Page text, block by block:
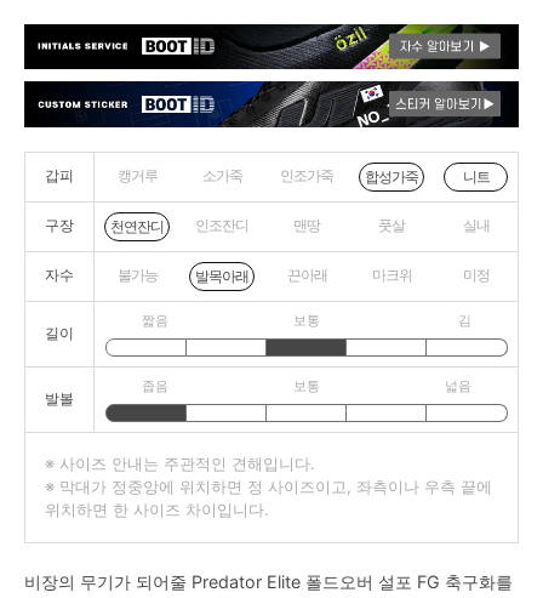
갑피 캥거루 소가죽 인조가죽 합성가죽 니트
구장 천연잔디 인조잔디 맨땅 풋살 실내
자수 불가능 발목아래 끈아래 마크위 미정
길이
짧음 보통 김
발볼
좁음 보통 넓음
※ 사이즈 안내는 주관적인 견해입니다.
※ 막대가 정중앙에 위치하면 정 사이즈이고, 좌측이나 우측 끝에
위치하면 한 사이즈 차이입니다.
비장의 무기가 되어줄 Predator Elite 폴드오버 설포 FG 축구화를